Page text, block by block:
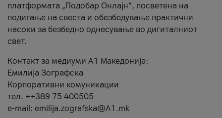
платформата „Подобар Онлајн“, посветена на
подигање на свеста и обезбедување практични
насоки за безбедно однесување во дигиталниот
свет.
Контакт за медиуми А1 Македонија:
Емилија Зографска
Корпоративни комуникации
тел. ++389 75 400505
e-mail: emilija.zografska@A1.mk